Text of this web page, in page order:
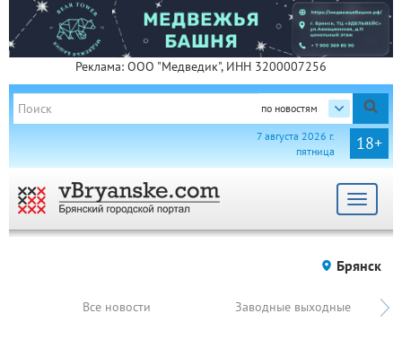
Реклама: ООО "Медведик", ИНН 3200007256
по новостям
18+
7 августа 2026 г.
пятница
Toggle
Брянск
Все новости Заводные выходные